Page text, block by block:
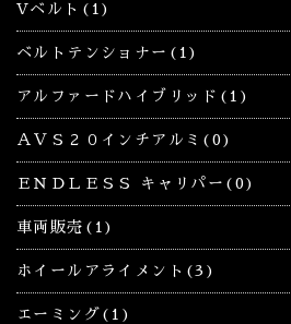
Vベルト(1)
ベルトテンショナー(1)
アルファードハイブリッド(1)
ＡＶＳ２０インチアルミ(0)
ＥＮＤＬＥＳＳ キャリパー(0)
車両販売(1)
ホイールアライメント(3)
エーミング(1)